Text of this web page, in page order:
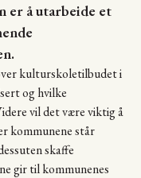
er å utarbeide et
kulturskoletilbudet i
og hvilke
vil det være viktig å
kommunene står
skaffe
gir til kommunenes